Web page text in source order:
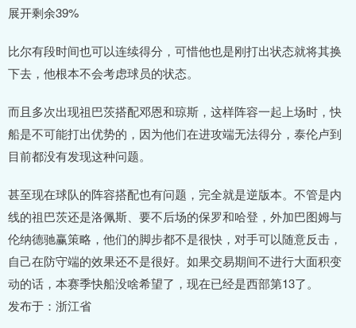
展开剩余39%
比尔有段时间也可以连续得分，可惜他也是刚打出状态就将其换
下去，他根本不会考虑球员的状态。
而且多次出现祖巴茨搭配邓恩和琼斯，这样阵容一起上场时，快
船是不可能打出优势的，因为他们在进攻端无法得分，泰伦卢到
目前都没有发现这种问题。
甚至现在球队的阵容搭配也有问题，完全就是逆版本。不管是内
线的祖巴茨还是洛佩斯、要不后场的保罗和哈登，外加巴图姆与
伦纳德驰赢策略，他们的脚步都不是很快，对手可以随意反击，
自己在防守端的效果还不是很好。如果交易期间不进行大面积变
动的话，本赛季快船没啥希望了，现在已经是西部第13了。
发布于：浙江省